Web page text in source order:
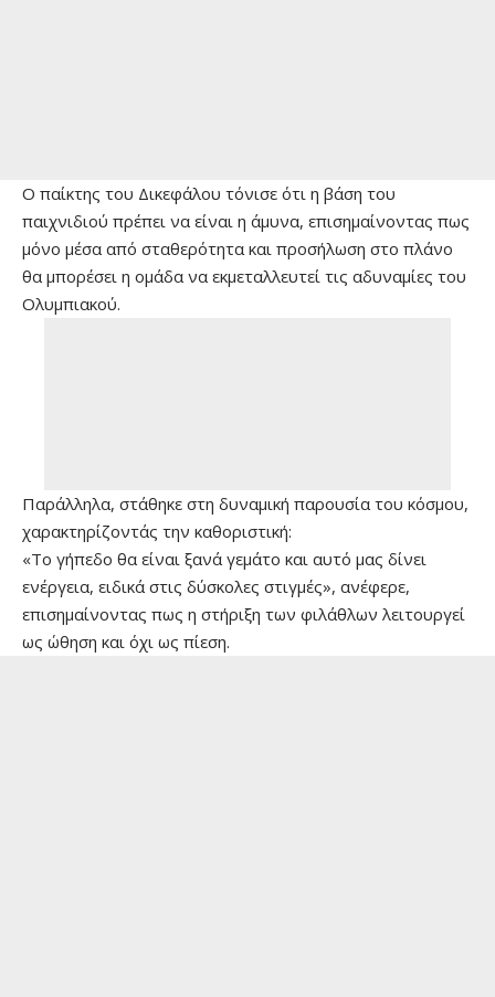
Ο παίκτης του Δικεφάλου τόνισε ότι η βάση του
παιχνιδιού πρέπει να είναι η άμυνα, επισημαίνοντας πως
μόνο μέσα από σταθερότητα και προσήλωση στο πλάνο
θα μπορέσει η ομάδα να εκμεταλλευτεί τις αδυναμίες του
Ολυμπιακού.
Παράλληλα, στάθηκε στη δυναμική παρουσία του κόσμου,
χαρακτηρίζοντάς την καθοριστική:
«Το γήπεδο θα είναι ξανά γεμάτο και αυτό μας δίνει
ενέργεια, ειδικά στις δύσκολες στιγμές», ανέφερε,
επισημαίνοντας πως η στήριξη των φιλάθλων λειτουργεί
ως ώθηση και όχι ως πίεση.